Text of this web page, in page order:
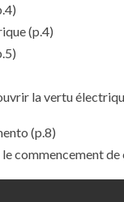
(p.4)
la vertu
(p.8)
commencement de